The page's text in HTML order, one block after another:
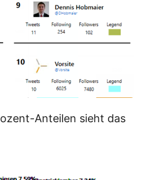
Anteilen sieht das